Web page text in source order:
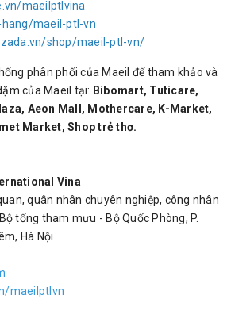
maeilptlvina
maeil-ptl-vn
shop/maeil-ptl-vn/
phân phối của Maeil để tham khảo và
của Maeil tại: Bibomart, Tuticare,
Aeon Mall, Mothercare, K-Market,
Market, Shop trẻ thơ.
Vina
quân nhân chuyên nghiệp, công nhân
tổng tham mưu - Bộ Quốc Phòng, P.
Hà Nội
maeilptlvn